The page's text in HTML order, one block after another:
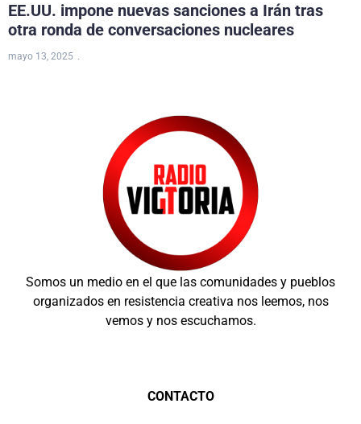
EE.UU. impone nuevas sanciones a Irán tras
otra ronda de conversaciones nucleares
mayo 13, 2025
Somos un medio en el que las comunidades y pueblos
organizados en resistencia creativa nos leemos, nos
vemos y nos escuchamos.
CONTACTO